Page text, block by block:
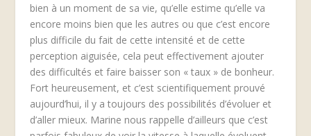
bien à un moment de sa vie, qu’elle estime qu’elle va
encore moins bien que les autres ou que c’est encore
plus difficile du fait de cette intensité et de cette
perception aiguisée, cela peut effectivement ajouter
des difficultés et faire baisser son « taux » de bonheur.
Fort heureusement, et c’est scientifiquement prouvé
aujourd’hui, il y a toujours des possibilités d’évoluer et
d’aller mieux. Marine nous rappelle d’ailleurs que c’est